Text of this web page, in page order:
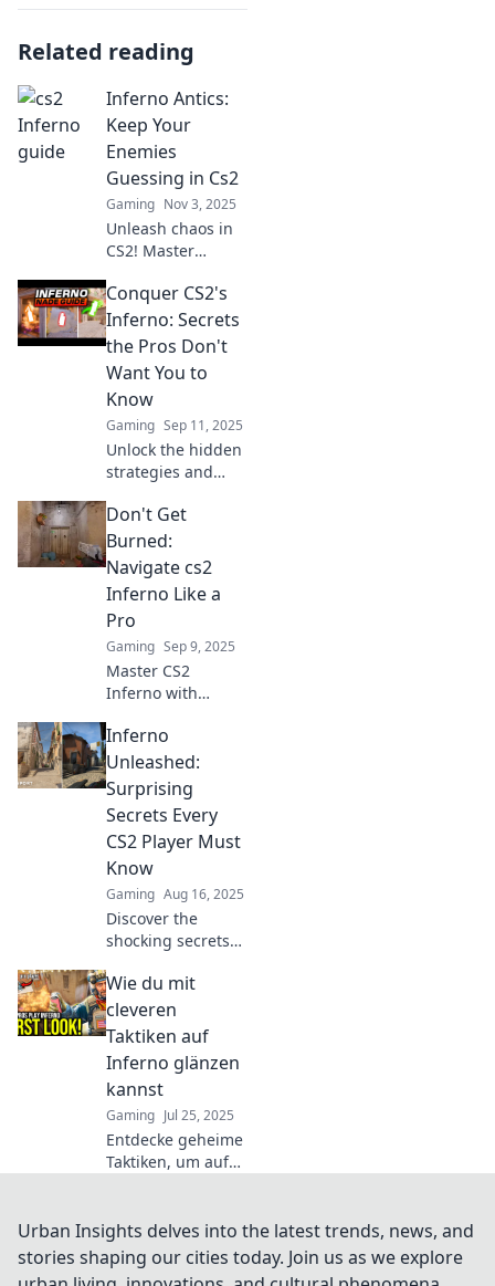
Related reading
Inferno Antics:
Keep Your
Enemies
Guessing in Cs2
Gaming Nov 3, 2025
Unleash chaos in
CS2! Master
keep your enemies
on their toes.
Discover top
strategies and
dominate the
game today!
Conquer CS2's
Inferno: Secrets
the Pros Don't
Want You to
Know
Gaming Sep 11, 2025
Unlock the hidden
strategies and
Inferno that pro
players keep to
themselves.
Dominate the
competition today!
Don't Get
Burned:
Navigate cs2
Inferno Like a
Pro
Gaming Sep 9, 2025
Master CS2
Inferno with
tricks! Don’t get
burned—navigate
like a pro and
dominate the
battlefield today!
Inferno
Unleashed:
Surprising
Secrets Every
CS2 Player Must
Know
Gaming Aug 16, 2025
Discover the
shocking secrets
elevate your game!
Unleash your
potential with tips
every player needs
to know!
Wie du mit
cleveren
Taktiken auf
Inferno glänzen
kannst
Gaming Jul 25, 2025
Entdecke geheime
Taktiken, um auf
und Tricks für
Spieler, die
wirklich glänzen
Urban Insights delves into the latest trends, news, and
stories shaping our cities today. Join us as we explore